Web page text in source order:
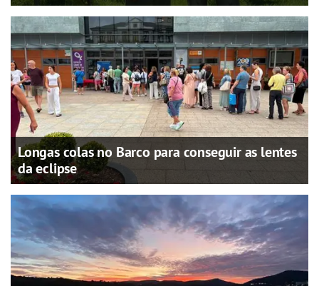
Longas colas no Barco para conseguir as lentes
da eclipse